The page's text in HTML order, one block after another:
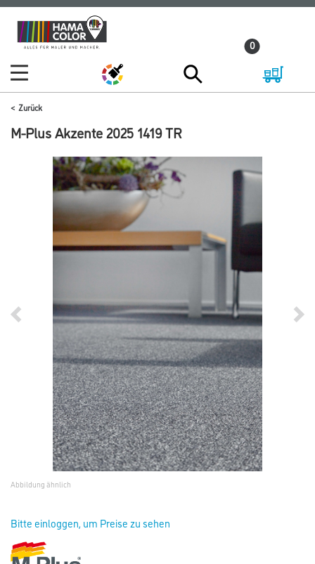
Zum
Inhalt
Zum
Navigationsmenü
0
Zurück
M-Plus Akzente 2025 1419 TR
Abbildung ähnlich
Bitte einloggen, um Preise zu sehen